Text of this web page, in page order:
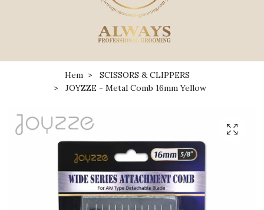
Hem
SCISSORS & CLIPPERS
JOYZZE - Metal Comb 16mm Yellow